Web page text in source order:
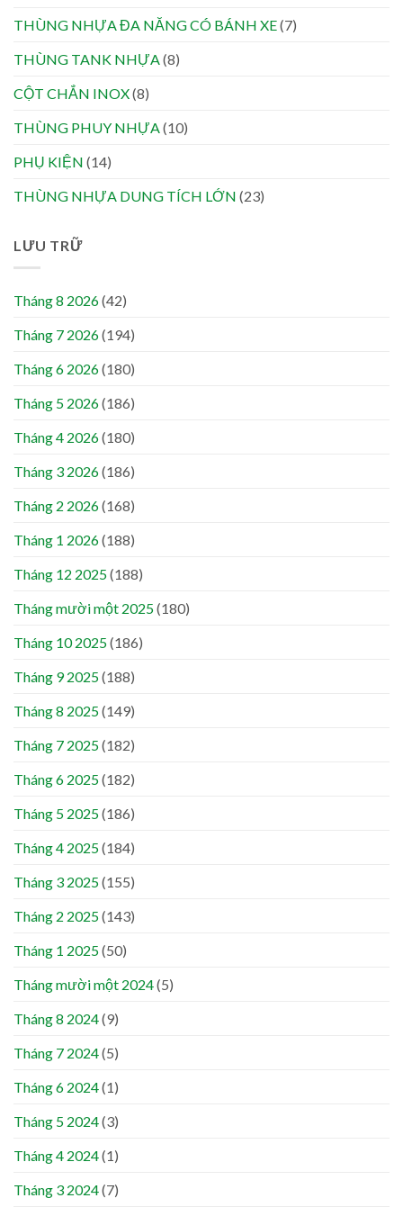
THÙNG NHỰA ĐA NĂNG CÓ BÁNH XE(7)
THÙNG TANK NHỰA(8)
CỘT CHẮN INOX(8)
THÙNG PHUY NHỰA(10)
PHỤ KIỆN (14)
THÙNG NHỰA DUNG TÍCH LỚN (23)
LƯU TRỮ
Tháng 8 2026(42)
Tháng 7 2026(194)
Tháng 6 2026(180)
Tháng 5 2026(186)
Tháng 4 2026(180)
Tháng 3 2026(186)
Tháng 2 2026(168)
Tháng 1 2026(188)
Tháng 12 2025(188)
Tháng mười một 2025(180)
Tháng 10 2025(186)
Tháng 9 2025(188)
Tháng 8 2025(149)
Tháng 7 2025(182)
Tháng 6 2025(182)
Tháng 5 2025(186)
Tháng 4 2025(184)
Tháng 3 2025(155)
Tháng 2 2025(143)
Tháng 1 2025(50)
Tháng mười một 2024(5)
Tháng 8 2024(9)
Tháng 7 2024(5)
Tháng 6 2024(1)
Tháng 5 2024(3)
Tháng 4 2024(1)
Tháng 3 2024(7)